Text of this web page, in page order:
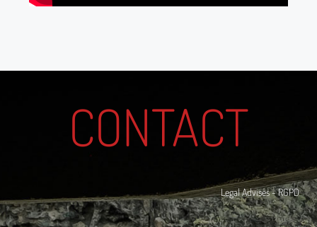
CONTACT
Legal Advises - RGPD